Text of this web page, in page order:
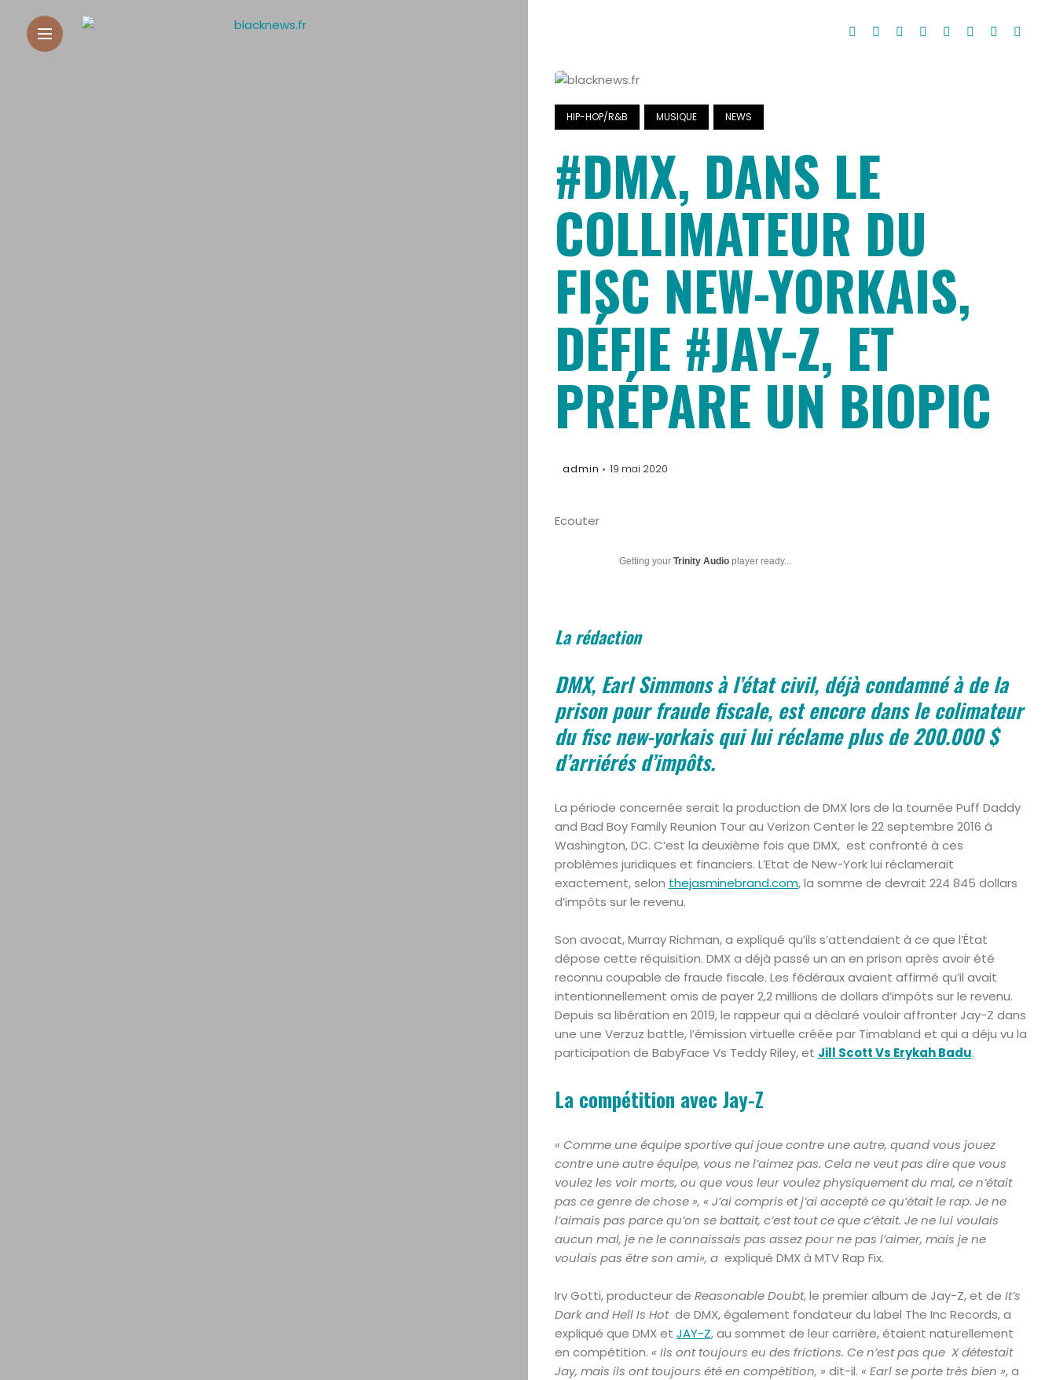
HIP-HOP/R&B MUSIQUE NEWS
#DMX, DANS LE
COLLIMATEUR DU
FISC NEW-YORKAIS,
DÉFIE #JAY-Z, ET
PRÉPARE UN BIOPIC
admin 19 mai 2020
Ecouter
Getting your Trinity Audioplayer ready...
La rédaction
DMX, Earl Simmons à l’état civil, déjà condamné à de la
prison pour fraude fiscale, est encore dans le colimateur
du fisc new-yorkais qui lui réclame plus de 200.000 $
d’arriérés d’impôts.
La période concernée serait la production de DMX lors de la tournée Puff Daddy
and Bad Boy Family Reunion Tour au Verizon Center le 22 septembre 2016 à
Washington, DC. C’est la deuxième fois que DMX, est confronté à ces
problèmes juridiques et financiers. L’Etat de New-York lui réclamerait
exactement, selon thejasminebrand.com, la somme de devrait 224 845 dollars
d’impôts sur le revenu.
Son avocat, Murray Richman, a expliqué qu’ils s’attendaient à ce que l’État
dépose cette réquisition. DMX a déjà passé un an en prison après avoir été
reconnu coupable de fraude fiscale. Les fédéraux avaient affirmé qu’il avait
intentionnellement omis de payer 2,2 millions de dollars d’impôts sur le revenu.
Depuis sa libération en 2019, le rappeur qui a déclaré vouloir affronter Jay-Z dans
une une Verzuz battle, l’émission virtuelle créée par Timabland et qui a déju vu la
participation de BabyFace Vs Teddy Riley, et Jill Scott Vs Erykah Badu.
La compétition avec Jay-Z
« Comme une équipe sportive qui joue contre une autre, quand vous jouez
contre une autre équipe, vous ne l’aimez pas. Cela ne veut pas dire que vous
voulez les voir morts, ou que vous leur voulez physiquement du mal, ce n’était
pas ce genre de chose », « J’ai compris et j’ai accepté ce qu’était le rap. Je ne
l’aimais pas parce qu’on se battait, c’est tout ce que c’était. Je ne lui voulais
aucun mal, je ne le connaissais pas assez pour ne pas l’aimer, mais je ne
voulais pas être son ami», a expliqué DMX à MTV Rap Fix.
Irv Gotti, producteur de Reasonable Doubt, le premier album de Jay-Z, et de It’s
Dark and Hell Is Hotde DMX, également fondateur du label The Inc Records, a
expliqué que DMX et JAY-Z, au sommet de leur carrière, étaient naturellement
en compétition. « Ils ont toujours eu des frictions. Ce n’est pas que X détestait
Jay, mais ils ont toujours été en compétition, » dit-il. « Earl se porte très bien », a